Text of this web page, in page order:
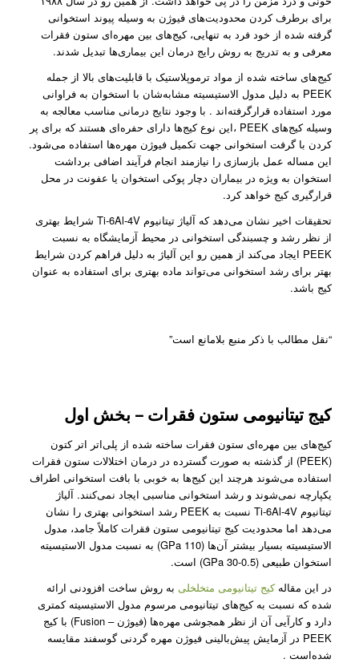
برای برطرف کردن محدودیت‌های فیوژن به وسیله پیوند استخوانی
گرفته شده از خود فرد به تنهایی، کیج‌های بین مهره‌ای ستون فقرات
معرفی و به تدریج به روش رایج درمان این بیماری‌ها تبدیل شدند.
کیج‌های ساخته شده از مواد ترموپلاستیک با قابلیت‌های بالا از جمله
PEEK به دلیل مدول الاستیسیته مشابه‌شان با استخوان به فراوانی
مورد استفاده قرار‌گرفته‌اند . با وجود نتایج درمانی مناسب معالجه به
وسیله کیج‌های PEEK ،این نوع کیج‌ها دارای حفره‌ای هستند که برای پر
کردن با گرفت استخوانی جهت تکمیل فیوژن مهره‌ها استفاده می‌شود.
این مساله عمل بازسازی را نیازمند انجام فرآیند اضافی برداشت
استخوان به ویژه در بیماران دچار پوکی‌ استخوان یا عفونت در محل
قرارگیری کیج خواهد کرد.
تحقیقات اخیر نشان می‌دهد که آلیاژ تیتانیوم Ti-6Al-4V شرایط بهتری
از نظر رشد و چسبندگی استخوانی در محیط آزمایشگاه به نسبت
PEEK ایجاد می‌کند از همین رو این آلیاژ به دلیل فراهم کردن شرایط
بهتر برای رشد استخوانی می‌تواند ماده بهتری برای استفاده به عنوان
کیج باشد.
“نقل مطالب با ذکر منبع بلامانع است”
کیج‌ تیتانیومی ستون فقرات – بخش اول
کیج‌های بین مهره‌ای ستون فقرات ساخته شده از پلی‌اتر ‌اتر کتون
(PEEK) از گذشته به صورت گسترده در درمان اختلالات ستون فقرات
استفاده می‌شوند هرچند این کیج‌ها به خوبی با بافت استخوانی اطراف
یکپارچه نمی‌شوند و رشد استخوانی مناسبی ایجاد نمی‌کنند. آلیاژ
تیتانیوم Ti-6Al-4V نسبت به PEEK رشد استخوانی بهتری را نشان
می‌دهد اما محدودیت کیج‌ تیتانیومی ستون فقرات کاملاً جامد، مدول
الاستیسیته بسیار بیشتر آن‌ها (110 GPa) به نسبت مدول الاستیسیته
استخوان طبیعی (0.5-30 GPa) است.
در این مقالهکیج تیتانیومی متخلخلیبه روش ساخت افزودنی ارائه
شده که نسبت به کیج‌های تیتانیومی مرسوم مدول الاستیسیته کمتری
دارد و کارآیی آن از نظر همجوشی مهره‌ها (فیوژن – Fusion) با کیج
PEEK در آزمایش پیش‌بالینی فیوژن مهره گردنی گوسفند مقایسه
شده‌است .